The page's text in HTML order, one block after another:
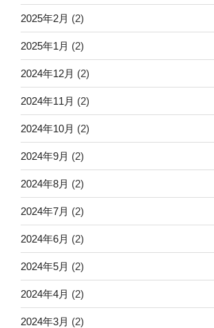
2025年2月 (2)
2025年1月 (2)
2024年12月 (2)
2024年11月 (2)
2024年10月 (2)
2024年9月 (2)
2024年8月 (2)
2024年7月 (2)
2024年6月 (2)
2024年5月 (2)
2024年4月 (2)
2024年3月 (2)